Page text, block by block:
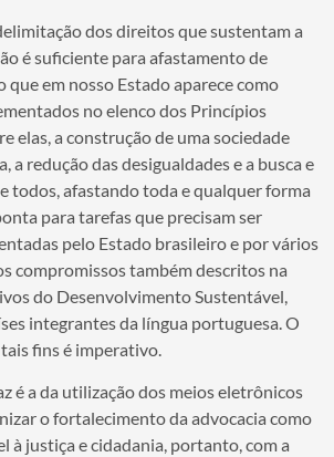
dos direitos que sustentam a
é suficiente para afastamento de
que em nosso Estado aparece como
no elenco dos Princípios
elas, a construção de uma sociedade
a redução das desigualdades e a busca e
todos, afastando toda e qualquer forma
para tarefas que precisam ser
pelo Estado brasileiro e por vários
compromissos também descritos na
do Desenvolvimento Sustentável,
integrantes da língua portuguesa. O
fins é imperativo.
é a da utilização dos meios eletrônicos
o fortalecimento da advocacia como
à justiça e cidadania, portanto, com a